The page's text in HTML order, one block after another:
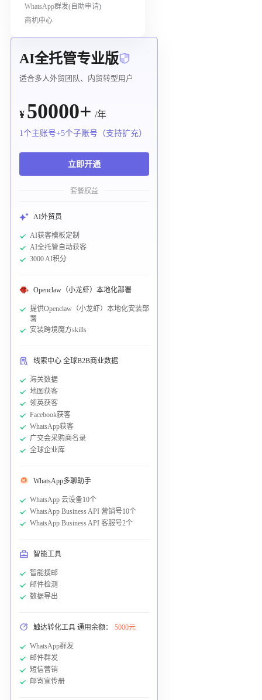
WhatsApp群发(自助申请)
商机中心
AI全托管专业版
适合多人外贸团队、内贸转型用户
¥ 50000+ /年
1个主账号+5个子账号（支持扩充）
立即开通
套餐权益
AI外贸员
AI获客模板定制
AI全托管自动获客
3000 AI积分
Openclaw（小龙虾）本地化部署
提供Openclaw（小龙虾）本地化安装部
署
安装跨境魔方skills
线索中心 全球B2B商业数据
海关数据
地图获客
领英获客
Facebook获客
WhatsApp获客
广交会采购商名录
全球企业库
WhatsApp多聊助手
WhatsApp 云设备10个
WhatsApp Business API 营销号10个
WhatsApp Business API 客服号2个
智能工具
智能搜邮
邮件检测
数据导出
触达转化工具 通用余额： 5000元
WhatsApp群发
邮件群发
短信营销
邮寄宣传册